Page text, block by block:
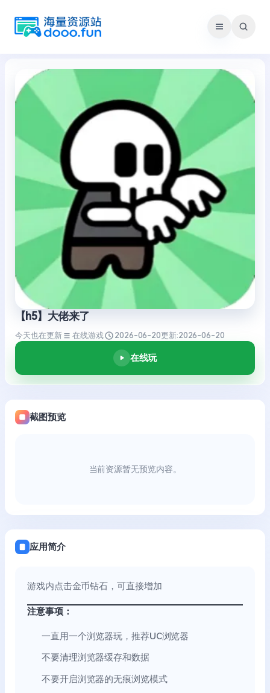
【h5】大佬来了
今天也在更新 在线游戏 2026-06-20更新:2026-06-20
在线玩
截图预览
当前资源暂无预览内容。
应用简介
游戏内点击金币钻石，可直接增加
注意事项：
一直用一个浏览器玩，推荐UC浏览器
不要清理浏览器缓存和数据
不要开启浏览器的无痕浏览模式